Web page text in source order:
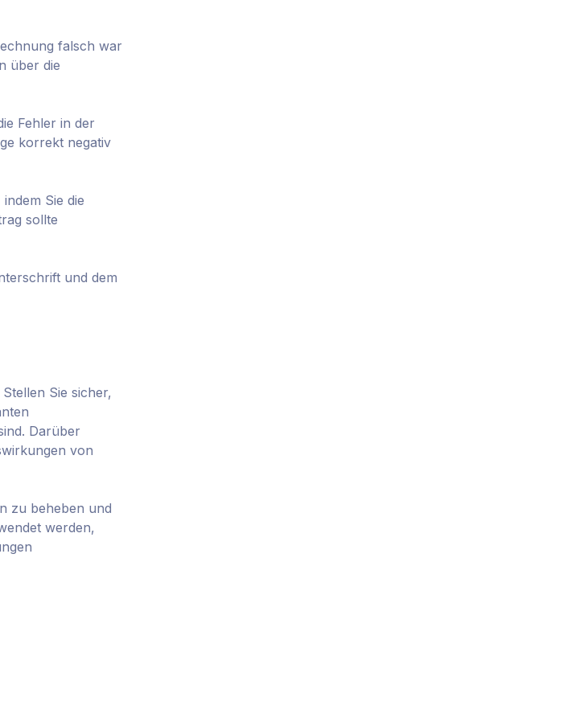
falsch war
über die
Fehler in der
korrekt negativ
Sie die
sollte
und dem
Sie sicher,
Darüber
von
zu beheben und
werden,